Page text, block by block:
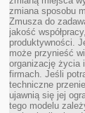
zmiana sposobu
Zmusza do
jakość
produktywności.
może przynieść
organizację życia
firmach. Jeśli
techniczne
ujawnią się jej
tego modelu